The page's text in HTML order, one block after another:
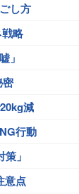
し方
略
」
密
減
行動
」
意点